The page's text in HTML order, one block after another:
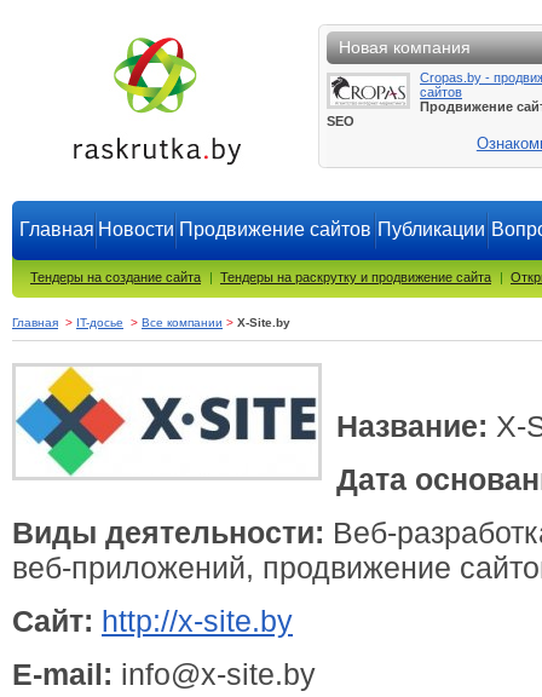
Новая компания
Cropas.by -
сайтов
Продвижение
SEO
Главная Новости Продвижение сайтов Публикации
Тендеры на создание сайта | Тендеры на раскрутку и продвижение сайта |
Главная > IT-досье > Все компании > X-Site.by
Название: X-
Дата
Виды деятельности: Веб-
веб-приложений, продвижение
Сайт: http://x-site.by
E-mail: info@x-site.by